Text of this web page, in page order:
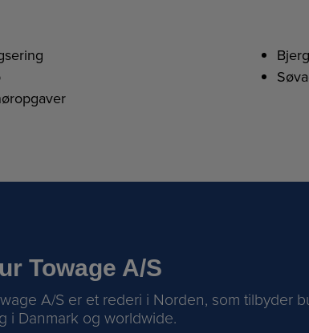
Towage A/S
A/S er et rederi i Norden, som tilbyder
i Danmark og worldwide.